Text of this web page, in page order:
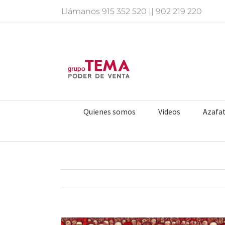
Llámanos 915 352 520 || 902 219 220
Quienes somos Videos
Ver